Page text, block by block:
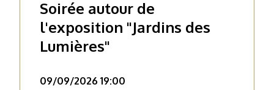
Soirée autour de
l'exposition "Jardins des
Lumières"
09/09/2026 19:00